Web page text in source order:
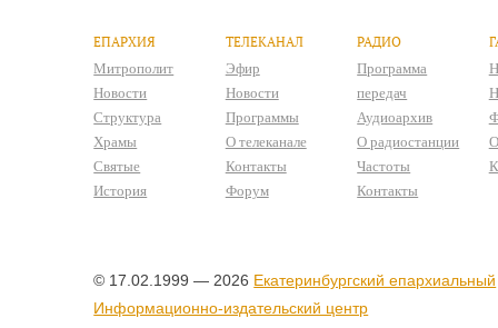
ЕПАРХИЯ
Митрополит
Новости
Структура
Храмы
Святые
История
ТЕЛЕКАНАЛ
Эфир
Новости
Программы
О телеканале
Контакты
Форум
РАДИО
Программа
передач
Аудиоархив
О радиостанции
Частоты
Контакты
© 17.02.1999 — 2026 Екатеринбургский епархиальный
Информационно-издательский центр